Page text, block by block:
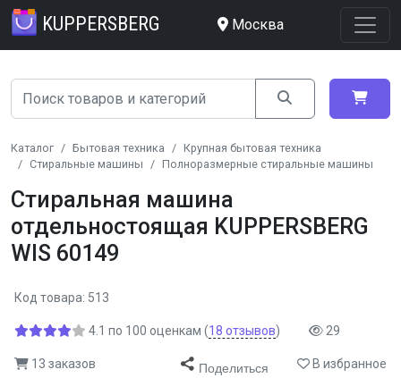
KUPPERSBERG Москва
Каталог Бытовая техника
Крупная бытовая техника
Стиральные машины
Полноразмерные стиральные машины
Стиральная машина
отдельностоящая KUPPERSBERG
WIS 60149
Код товара: 513
4.1 по 100 оценкам (18 отзывов) 29
13 заказов Поделиться В избранное